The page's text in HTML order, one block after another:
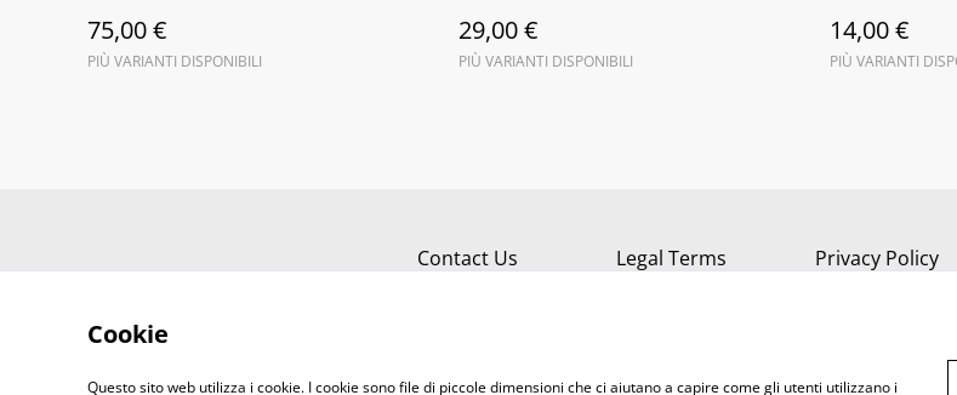
75,00 €
PIÙ VARIANTI DISPONIBILI
29,00 €
PIÙ VARIANTI DISPONIBILI
14,00 €
PIÙ VARIANTI
Contact Us Legal Terms Privacy Policy
Cookie
Questo sito web utilizza i cookie. I cookie sono file di piccole dimensioni che ci aiutano a capire come gli utenti utilizzano i